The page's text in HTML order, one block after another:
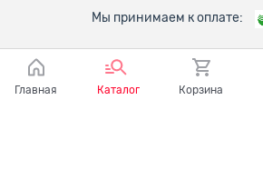
Мы принимаем к оплате:
Главная Каталог Корзина